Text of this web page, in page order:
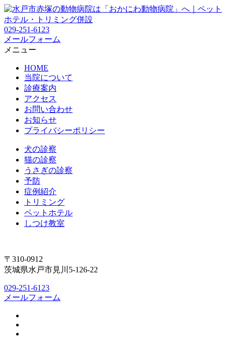
029-251-6123
メールフォーム
メニュー
HOME
当院について
診療案内
アクセス
お問い合わせ
お知らせ
プライバシーポリシー
犬の診察
猫の診察
うさぎの診察
予防
症例紹介
トリミング
ペットホテル
しつけ教室
〒310-0912
茨城県水戸市見川5-126-22
029-251-6123
メールフォーム